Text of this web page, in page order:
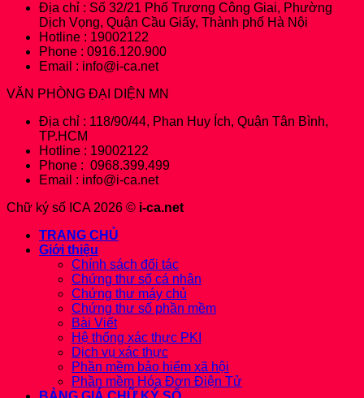
Địa chỉ : Số 32/21 Phố Trương Công Giai, Phường
Dịch Vọng, Quận Cầu Giấy, Thành phố Hà Nội
Hotline : 19002122
Phone : 0916.120.900
Email : info@i-ca.net
VĂN PHÒNG ĐẠI DIỆN MN
Địa chỉ : 118/90/44, Phan Huy Ích, Quận Tân Bình,
TP.HCM
Hotline : 19002122
Phone : 0968.399.499
Email : info@i-ca.net
Chữ ký số ICA 2026 © i-ca.net
TRANG CHỦ
Giới thiệu
Chính sách đối tác
Chứng thư số cá nhân
Chứng thư máy chủ
Chứng thư số phần mềm
Bài Viết
Hệ thống xác thực PKI
Dịch vụ xác thực
Phần mềm bảo hiểm xã hội
Phần mềm Hóa Đơn Điện Tử